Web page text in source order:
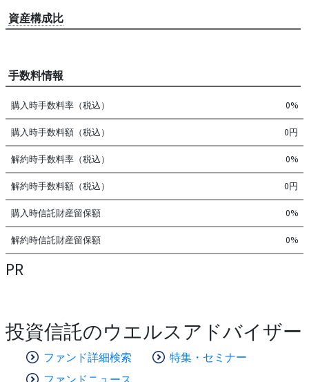
資産構成比
手数料情報
購入時手数料率（税込） 0%
購入時手数料額（税込） 0円
解約時手数料率（税込） 0%
解約時手数料額（税込） 0円
購入時信託財産留保額 0%
解約時信託財産留保額 0%
PR
投資信託のウエルスアドバイザー
ファンド詳細検索
特集・セミナー
ファンドニュース